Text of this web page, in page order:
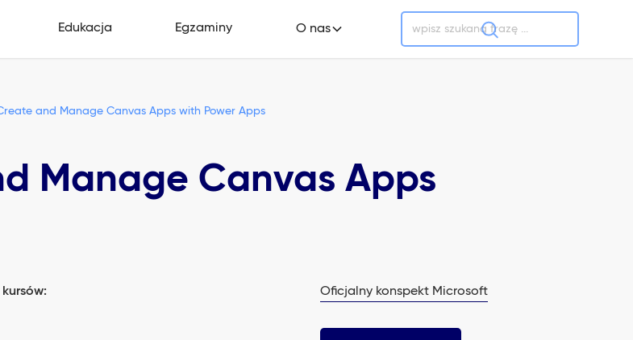
Edukacja Egzaminy O nas
and Manage Canvas Apps with Power Apps
Manage Canvas Apps
kursów: Oficjalny konspekt Microsoft